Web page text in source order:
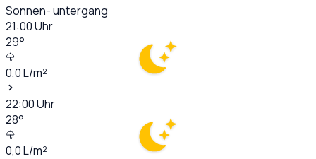
Sonnen- untergang
21:00Uhr
29°
0,0L/m²
22:00Uhr
28°
0,0L/m²